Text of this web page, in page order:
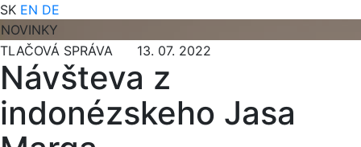
SK EN DE
NOVINKY
TLAČOVÁ SPRÁVA 13. 07. 2022
Návšteva z
indonézskeho Jasa